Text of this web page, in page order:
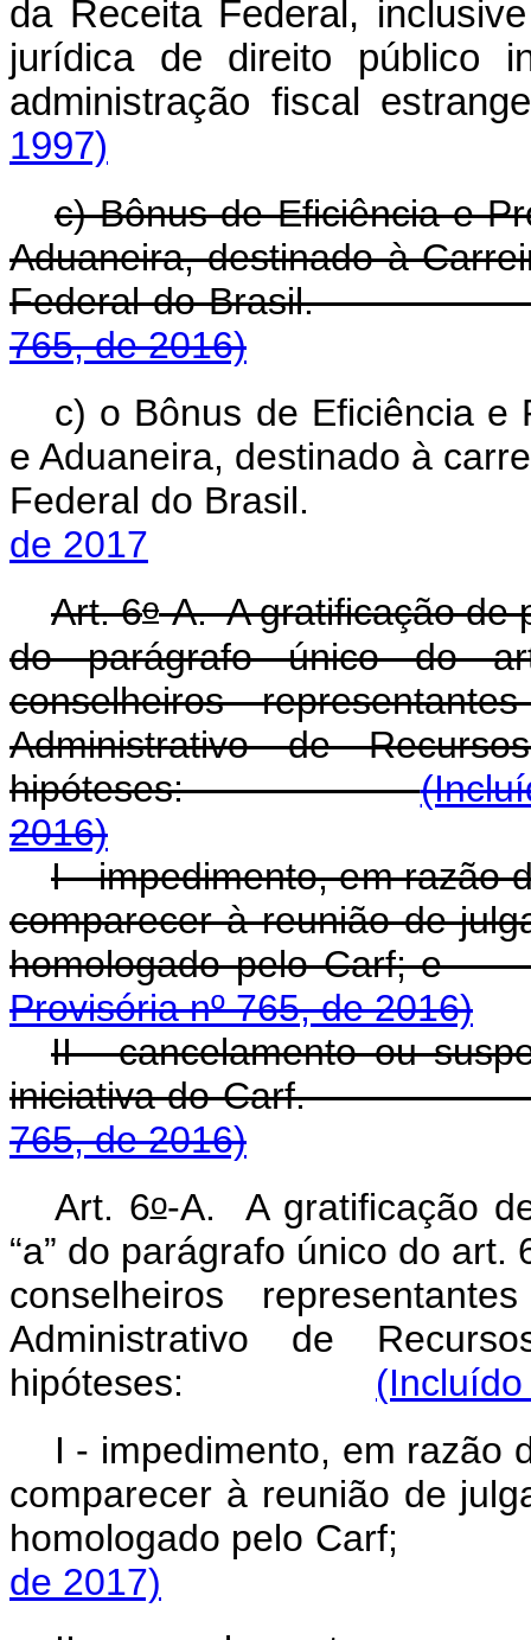
da Receita Federal,
jurídica de direito público
administração fiscal
1997)
c) Bônus de Eficiência e
Aduaneira, destinado à
Federal do
765, de 2016)
c) o Bônus de Eficiência e
e Aduaneira, destinado à
Federal do
de 2017
Art. 6o-A. A gratificação de
do parágrafo único do
conselheiros
Administrativo de
hipóteses:
2016)
I - impedimento, em razão
comparecer à reunião de
homologado
Provisória nº 765, de 2016)
II - cancelamento ou
iniciativa do
765, de 2016)
Art. 6o-A. A gratificação
“a” do parágrafo único do art.
conselheiros
Administrativo de
hipóteses:
I - impedimento, em razão
comparecer à reunião de
homologado pelo
de 2017)